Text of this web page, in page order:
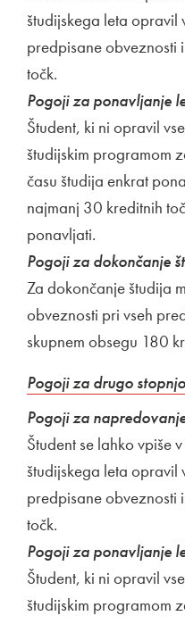
študijskega leta opravil
predpisane obveznosti
točk.
Pogoji za ponavljanje
Študent, ki ni opravil
študijskim programom
času študija enkrat
najmanj 30 kreditnih
ponavljati.
Pogoji za dokončanje
Za dokončanje študija
obveznosti pri vseh
skupnem obsegu 180
Zunanja povezava na
Pogoji za drugo stopnjo
Pogoji za
Študent se lahko vpiše
študijskega leta opravil
predpisane obveznosti
točk.
Pogoji za ponavljanje
Študent, ki ni opravil
študijskim programom